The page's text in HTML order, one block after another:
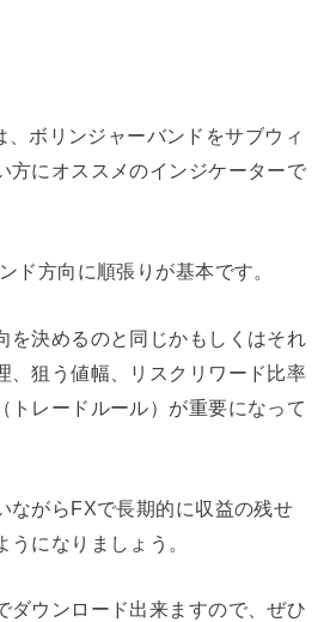
、ボリンジャーバンドをサブウィ
方にオススメのインジケーターで
ド方向に順張りが基本です。
を決めるのと同じかもしくはそれ
、狙う値幅、リスクリワード比率
トレードルール）が重要になって
ながらFXで長期的に収益の残せ
うになりましょう。
ダウンロード出来ますので、ぜひ